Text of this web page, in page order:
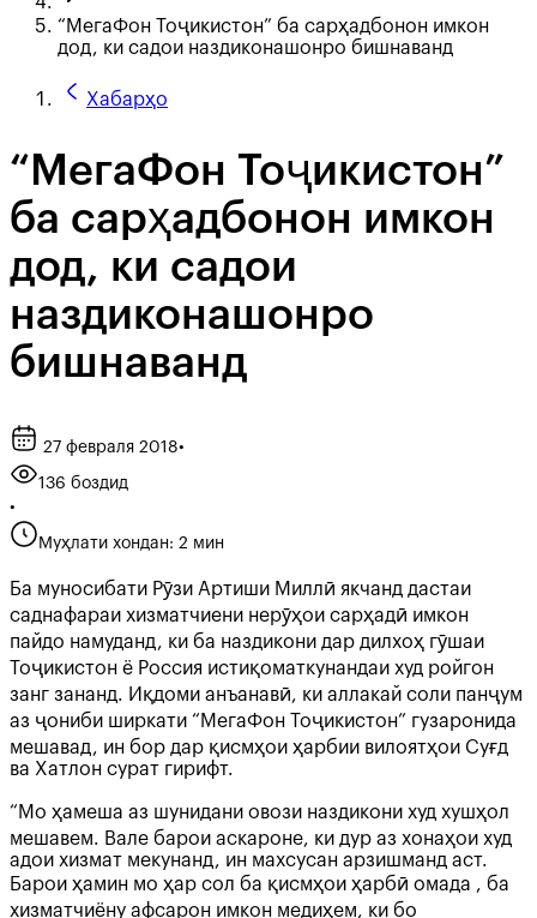
“МегаФон Тоҷикистон” ба сарҳадбонон имкон
дод, ки садои наздиконашонро бишнаванд
Хабарҳо
“МегаФон Тоҷикистон”
ба сарҳадбонон имкон
дод, ки садои
наздиконашонро
бишнаванд
27 февраля 2018•
136 боздид
•
Муҳлати хондан: 2 мин
Ба муносибати Рӯзи Артиши Миллӣ якчанд дастаи
саднафараи хизматчиени нерӯҳои сарҳадӣ имкон
пайдо намуданд, ки ба наздикони дар дилхоҳ гӯшаи
Тоҷикистон ё Россия истиқоматкунандаи худ ройгон
занг зананд. Иқдоми анъанавӣ, ки аллакай соли панҷум
аз ҷониби ширкати “МегаФон Тоҷикистон” гузаронида
мешавад, ин бор дар қисмҳои ҳарбии вилоятҳои Суғд
ва Хатлон сурат гирифт.
“Мо ҳамеша аз шунидани овози наздикони худ хушҳол
мешавем. Вале барои аскароне, ки дур аз хонаҳои худ
адои хизмат мекунанд, ин махсусан арзишманд аст.
Барои ҳамин мо ҳар сол ба қисмҳои ҳарбӣ омада , ба
хизматчиёну афсарон имкон медиҳем, ки бо